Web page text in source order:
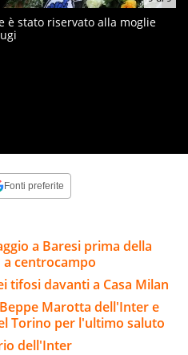
è stato riservato alla moglie
Fonti preferite
a Baresi prima della
a centrocampo
tifosi davanti a Casa Milan
Marotta dell'Inter e
Torino per l'ultimo saluto
dell'Inter